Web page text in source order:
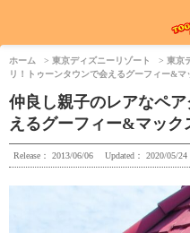
ホーム 東京ディズニーリゾート 東京
リ！トゥーンタウンで会えるグーフィー&
仲良し親子のレアなペ
えるグーフィー&マッ
Release： 2013/06/06 Updated： 2020/05/24